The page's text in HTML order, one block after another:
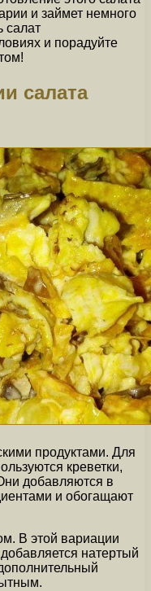
и займет немного
салат
и порадуйте
салата
продуктами. Для
креветки,
добавляются в
и обогащают
В этой вариации
натертый